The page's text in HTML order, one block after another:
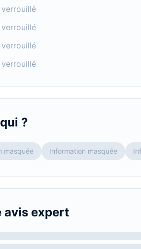
?
masquée Information masquée
avis expert